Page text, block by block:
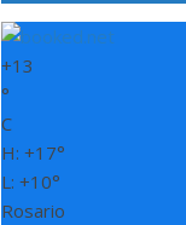
+13
°
C
H:+17°
L:+10°
Rosario